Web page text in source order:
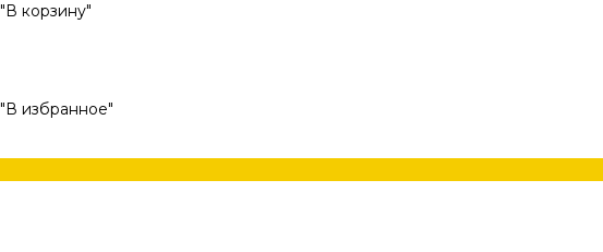
корзину"
избранное"